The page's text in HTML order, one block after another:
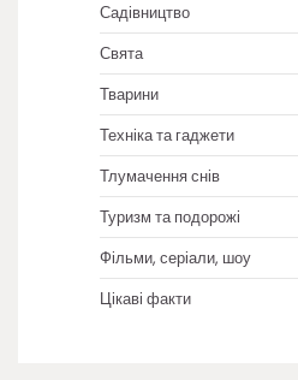
Садівництво
Свята
Тварини
Техніка та гаджети
Тлумачення снів
Туризм та подорожі
Фільми, серіали, шоу
Цікаві факти